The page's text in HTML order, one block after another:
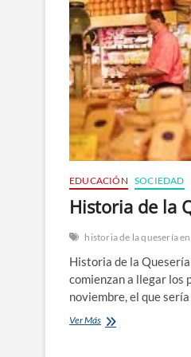
EDUCACIÓN SOCIEDAD
Historia de la
historia de la quesería
Historia de la
comienzan a llegar los
noviembre, el que
Ver MásHistoria